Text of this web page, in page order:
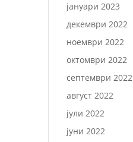
јануари 2023
декември 2022
ноември 2022
октомври 2022
септември 2022
август 2022
јули 2022
јуни 2022